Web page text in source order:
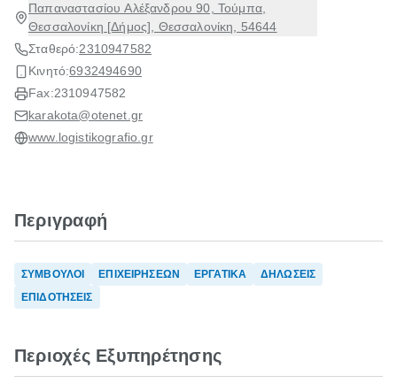
Παπαναστασίου Αλέξανδρου 90, Τούμπα,
Θεσσαλονίκη [Δήμος], Θεσσαλονίκη, 54644
Σταθερό:2310947582
Κινητό:6932494690
Fax:2310947582
karakota@otenet.gr
www.logistikografio.gr
Περιγραφή
ΣΥΜΒΟΥΛΟΙ ΕΠΙΧΕΙΡΗΣΕΩΝ ΕΡΓΑΤΙΚΑ
ΔΗΛΩΣΕΙΣ
ΕΠΙΔΟΤΗΣΕΙΣ
Περιοχές Εξυπηρέτησης